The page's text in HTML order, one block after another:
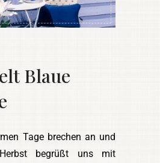
Blaue
Tage brechen an und
begrüßt uns mit